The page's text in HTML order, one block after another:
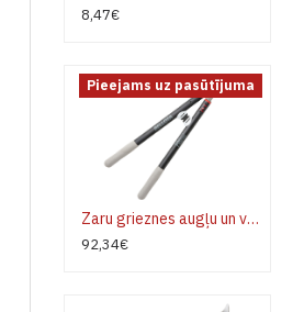
8,47€
Pieejams uz pasūtījuma
Zaru grieznes augļu un vīnoglāju Bellota 3578-75
92,34€